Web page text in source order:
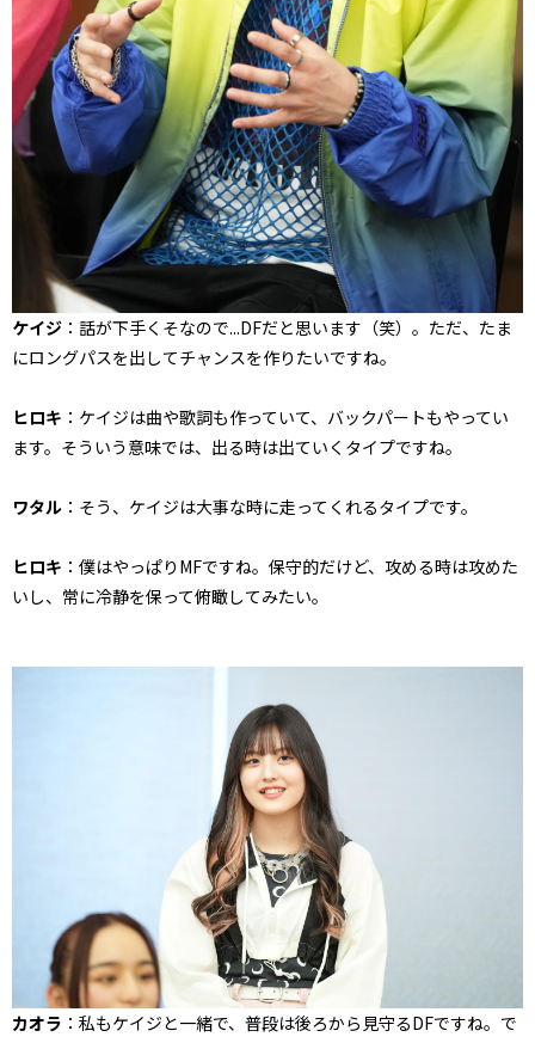
ケイジ ：話が下手くそなので...DFだと思います（笑）。ただ、たま
にロングパスを出してチャンスを作りたいですね。
ヒロキ ：ケイジは曲や歌詞も作っていて、バックパートもやってい
ます。そういう意味では、出る時は出ていくタイプですね。
ワタル ：そう、ケイジは大事な時に走ってくれるタイプです。
ヒロキ ：僕はやっぱりMFですね。保守的だけど、攻める時は攻めた
いし、常に冷静を保って俯瞰してみたい。
カオラ ：私もケイジと一緒で、普段は後ろから見守るDFですね。で